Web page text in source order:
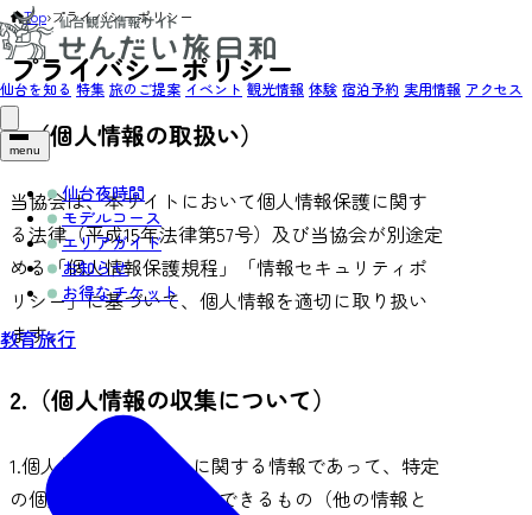
仙台を知る 特集 旅のご提案 イベント 観光情報 体験 宿泊予約 実用情報 アクセス
menu
仙台夜時間
モデルコース
エリアガイド
お知らせ
お得なチケット
教育旅行
Top›プライバシーポリシー
プライバシーポリシー
1.（個人情報の取扱い）
当協会は、本サイトにおいて個人情報保護に関す
る法律（平成15年法律第57号）及び当協会が別途定
める「個人情報保護規程」「情報セキュリティポ
リシー」に基づいて、個人情報を適切に取り扱い
ます。
2.（個人情報の収集について）
1.個人情報とは、個人に関する情報であって、特定
の個人を識別することができるもの（他の情報と